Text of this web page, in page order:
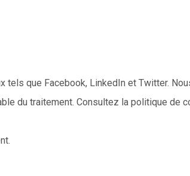
que Facebook, LinkedIn et Twitter.
du traitement. Consultez la politique de